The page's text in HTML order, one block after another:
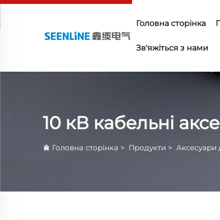
Головна сторінка
Зв'яжіться з нами
10 кВ кабельні
Головна сторінка > Продукти >